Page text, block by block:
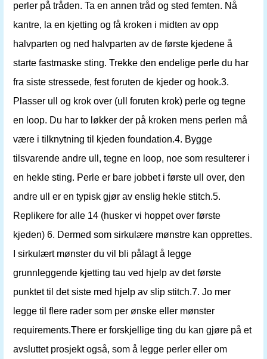
perler på tråden. Ta en annen tråd og sted femten. Nå
kantre, la en kjetting og få kroken i midten av opp
halvparten og ned halvparten av de første kjedene å
starte fastmaske sting. Trekke den endelige perle du har
fra siste stressede, fest foruten de kjeder og hook.3.
Plasser ull og krok over (ull foruten krok) perle og tegne
en loop. Du har to løkker der på kroken mens perlen må
være i tilknytning til kjeden foundation.4. Bygge
tilsvarende andre ull, tegne en loop, noe som resulterer i
en hekle sting. Perle er bare jobbet i første ull over, den
andre ull er en typisk gjør av enslig hekle stitch.5.
Replikere for alle 14 (husker vi hoppet over første
kjeden) 6. Dermed som sirkulære mønstre kan opprettes.
I sirkulært mønster du vil bli pålagt å legge
grunnleggende kjetting tau ved hjelp av det første
punktet til det siste med hjelp av slip stitch.7. Jo mer
legge til flere rader som per ønske eller mønster
requirements.There er forskjellige ting du kan gjøre på et
avsluttet prosjekt også, som å legge perler eller om